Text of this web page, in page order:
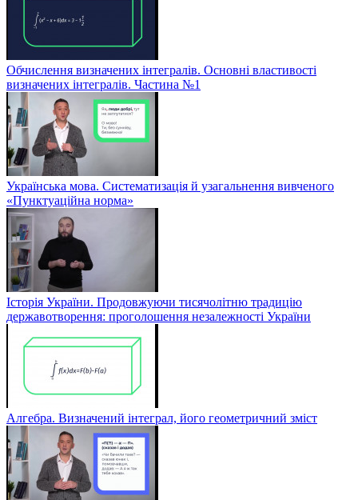
Обчислення визначених інтегралів. Основні властивості
визначених інтегралів. Частина №1
Українська мова. Систематизація й узагальнення вивченого
«Пунктуаційна норма»
Історія України. Продовжуючи тисячолітню традицію
державотворення: проголошення незалежності України
Алгебра. Визначений інтеграл, його геометричний зміст